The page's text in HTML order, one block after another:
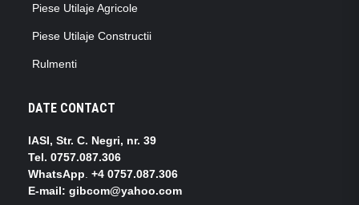
Piese Utilaje Agricole
Piese Utilaje Constructii
Rulmenti
DATE CONTACT
IASI, Str. C. Negri, nr. 39
Tel. 0757.087.306
WhatsApp +4 0757.087.306
E-mail: gibcom@yahoo.com